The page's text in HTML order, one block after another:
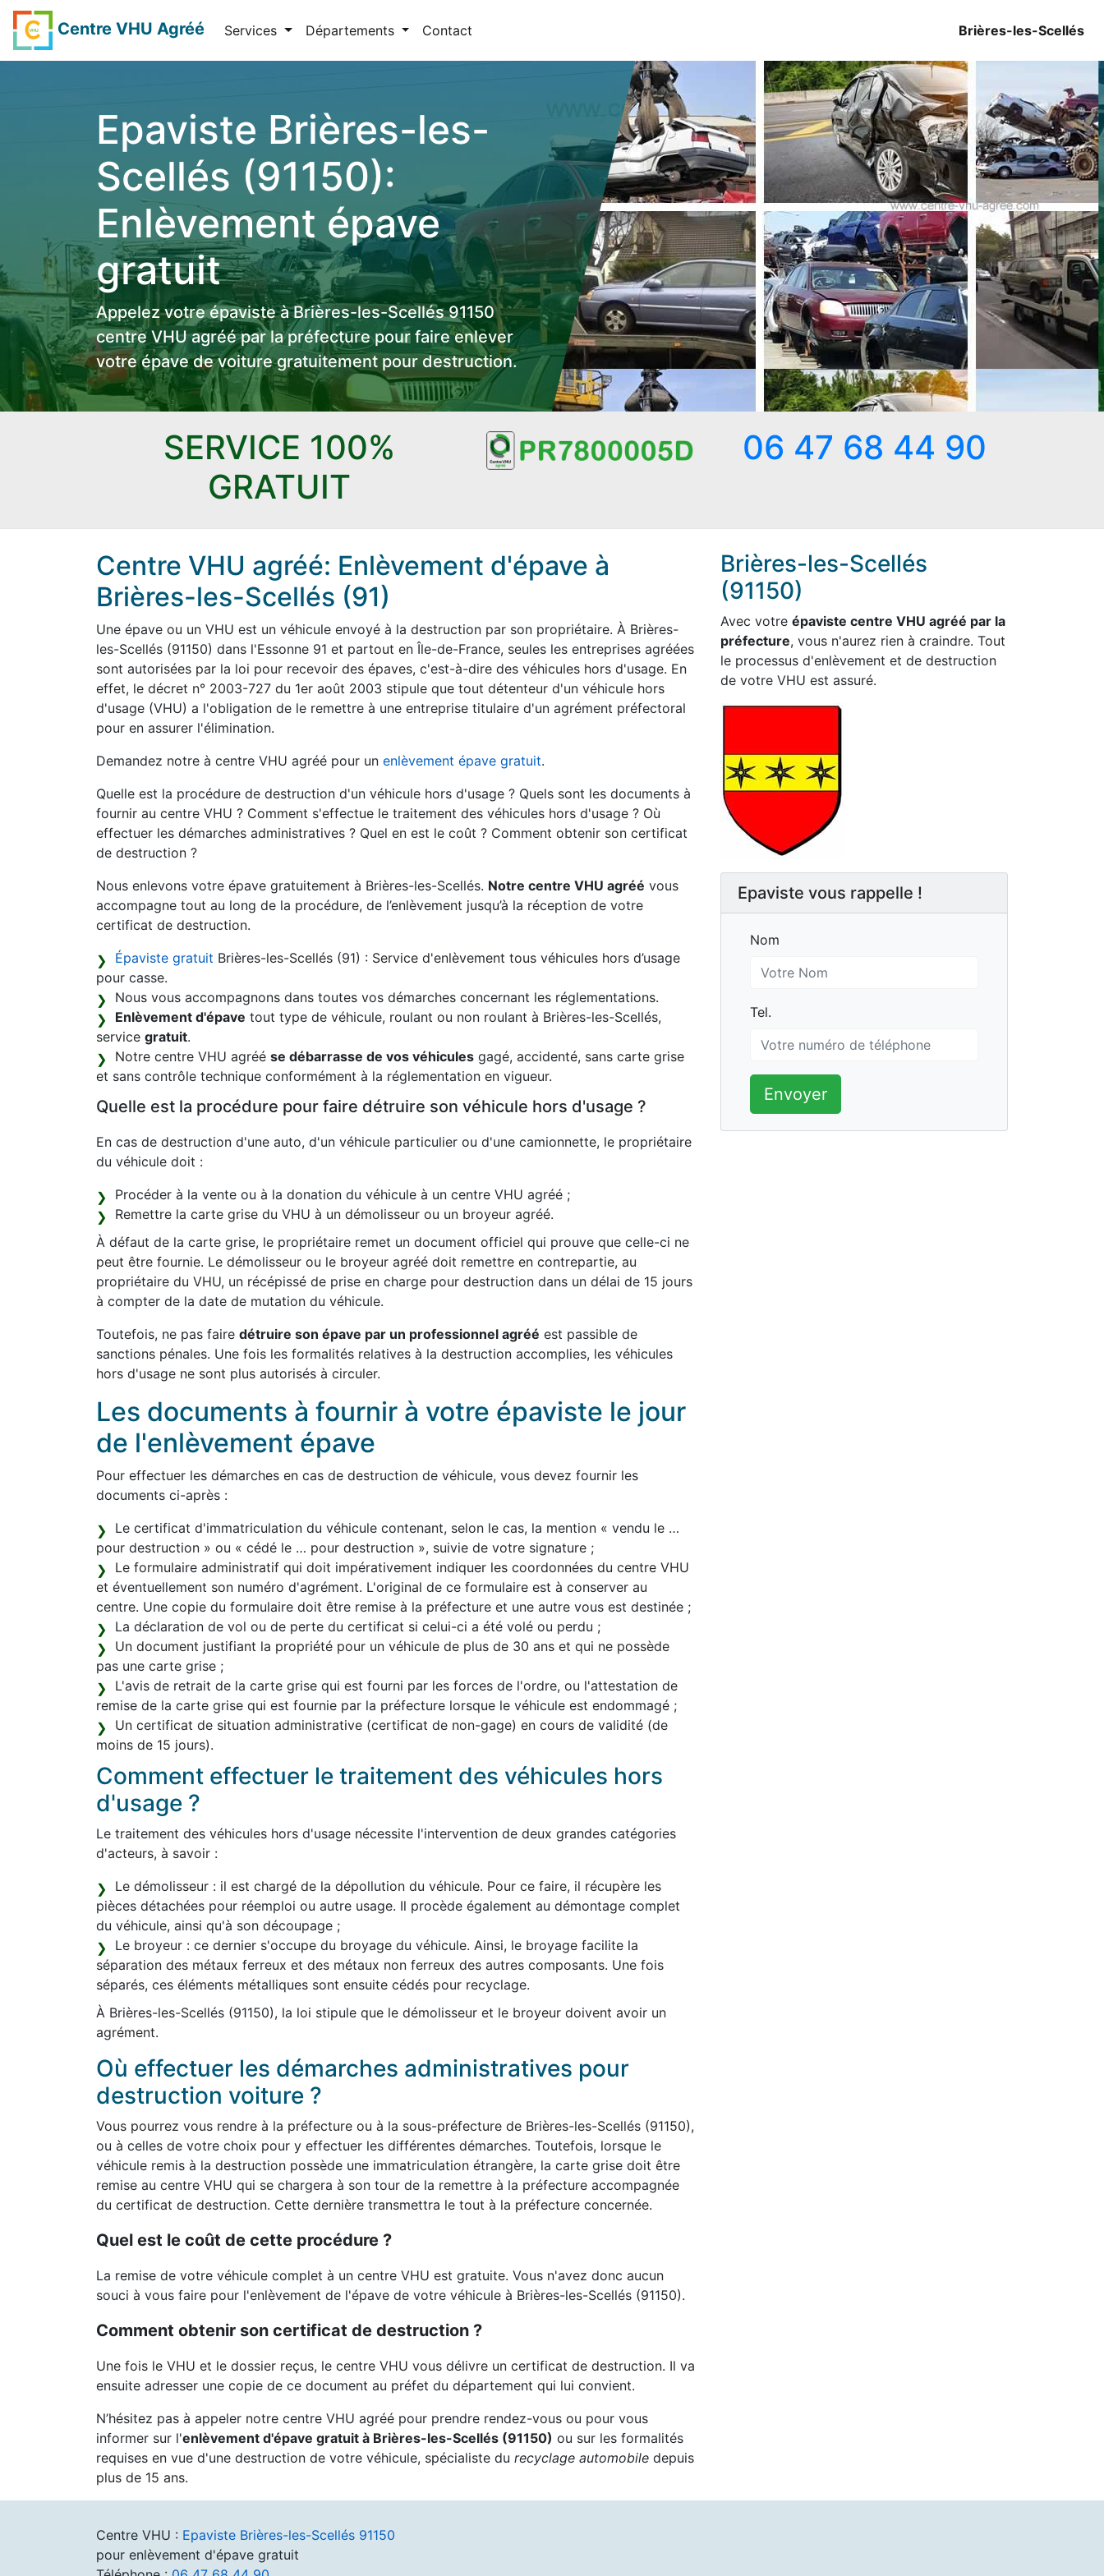
Centre VHU Agréé Services Départements Contact Brières-les-Scellés
Epaviste Brières-les-
Scellés (91150):
Enlèvement épave
gratuit
Appelez votre épaviste à Brières-les-Scellés 91150
centre VHU agréé par la préfecture pour faire enlever
votre épave de voiture gratuitement pour destruction.
SERVICE 100%
GRATUIT
06 47 68 44 90
Centre VHU agréé: Enlèvement d'épave à
Brières-les-Scellés (91)
Une épave ou un VHU est un véhicule envoyé à la destruction par son propriétaire. À Brières-
les-Scellés (91150) dans l'Essonne 91 et partout en Île-de-France, seules les entreprises agréées
sont autorisées par la loi pour recevoir des épaves, c'est-à-dire des véhicules hors d'usage. En
effet, le décret n° 2003-727 du 1er août 2003 stipule que tout détenteur d'un véhicule hors
d'usage (VHU) a l'obligation de le remettre à une entreprise titulaire d'un agrément préfectoral
pour en assurer l'élimination.
Demandez notre à centre VHU agréé pour un enlèvement épave gratuit.
Quelle est la procédure de destruction d'un véhicule hors d'usage ? Quels sont les documents à
fournir au centre VHU ? Comment s'effectue le traitement des véhicules hors d'usage ? Où
effectuer les démarches administratives ? Quel en est le coût ? Comment obtenir son certificat
de destruction ?
Nous enlevons votre épave gratuitement à Brières-les-Scellés. Notre centre VHU agréé vous
accompagne tout au long de la procédure, de l’enlèvement jusqu’à la réception de votre
certificat de destruction.
Épaviste gratuit Brières-les-Scellés (91) : Service d'enlèvement tous véhicules hors d’usage
pour casse.
Nous vous accompagnons dans toutes vos démarches concernant les réglementations.
Enlèvement d'épave tout type de véhicule, roulant ou non roulant à Brières-les-Scellés,
service gratuit.
Notre centre VHU agréé se débarrasse de vos véhicules gagé, accidenté, sans carte grise
et sans contrôle technique conformément à la réglementation en vigueur.
Quelle est la procédure pour faire détruire son véhicule hors d'usage ?
En cas de destruction d'une auto, d'un véhicule particulier ou d'une camionnette, le propriétaire
du véhicule doit :
Procéder à la vente ou à la donation du véhicule à un centre VHU agréé ;
Remettre la carte grise du VHU à un démolisseur ou un broyeur agréé.
À défaut de la carte grise, le propriétaire remet un document officiel qui prouve que celle-ci ne
peut être fournie. Le démolisseur ou le broyeur agréé doit remettre en contrepartie, au
propriétaire du VHU, un récépissé de prise en charge pour destruction dans un délai de 15 jours
à compter de la date de mutation du véhicule.
Toutefois, ne pas faire détruire son épave par un professionnel agréé est passible de
sanctions pénales. Une fois les formalités relatives à la destruction accomplies, les véhicules
hors d'usage ne sont plus autorisés à circuler.
Les documents à fournir à votre épaviste le jour
de l'enlèvement épave
Pour effectuer les démarches en cas de destruction de véhicule, vous devez fournir les
documents ci-après :
Le certificat d'immatriculation du véhicule contenant, selon le cas, la mention « vendu le …
pour destruction » ou « cédé le … pour destruction », suivie de votre signature ;
Le formulaire administratif qui doit impérativement indiquer les coordonnées du centre VHU
et éventuellement son numéro d'agrément. L'original de ce formulaire est à conserver au
centre. Une copie du formulaire doit être remise à la préfecture et une autre vous est destinée ;
La déclaration de vol ou de perte du certificat si celui-ci a été volé ou perdu ;
Un document justifiant la propriété pour un véhicule de plus de 30 ans et qui ne possède
pas une carte grise ;
L'avis de retrait de la carte grise qui est fourni par les forces de l'ordre, ou l'attestation de
remise de la carte grise qui est fournie par la préfecture lorsque le véhicule est endommagé ;
Un certificat de situation administrative (certificat de non-gage) en cours de validité (de
moins de 15 jours).
Comment effectuer le traitement des véhicules hors
d'usage ?
Le traitement des véhicules hors d'usage nécessite l'intervention de deux grandes catégories
d'acteurs, à savoir :
Le démolisseur : il est chargé de la dépollution du véhicule. Pour ce faire, il récupère les
pièces détachées pour réemploi ou autre usage. Il procède également au démontage complet
du véhicule, ainsi qu'à son découpage ;
Le broyeur : ce dernier s'occupe du broyage du véhicule. Ainsi, le broyage facilite la
séparation des métaux ferreux et des métaux non ferreux des autres composants. Une fois
séparés, ces éléments métalliques sont ensuite cédés pour recyclage.
À Brières-les-Scellés (91150), la loi stipule que le démolisseur et le broyeur doivent avoir un
agrément.
Où effectuer les démarches administratives pour
destruction voiture ?
Vous pourrez vous rendre à la préfecture ou à la sous-préfecture de Brières-les-Scellés (91150),
ou à celles de votre choix pour y effectuer les différentes démarches. Toutefois, lorsque le
véhicule remis à la destruction possède une immatriculation étrangère, la carte grise doit être
remise au centre VHU qui se chargera à son tour de la remettre à la préfecture accompagnée
du certificat de destruction. Cette dernière transmettra le tout à la préfecture concernée.
Quel est le coût de cette procédure ?
La remise de votre véhicule complet à un centre VHU est gratuite. Vous n'avez donc aucun
souci à vous faire pour l'enlèvement de l'épave de votre véhicule à Brières-les-Scellés (91150).
Comment obtenir son certificat de destruction ?
Une fois le VHU et le dossier reçus, le centre VHU vous délivre un certificat de destruction. Il va
ensuite adresser une copie de ce document au préfet du département qui lui convient.
N’hésitez pas à appeler notre centre VHU agréé pour prendre rendez-vous ou pour vous
informer sur l'enlèvement d'épave gratuit à Brières-les-Scellés (91150) ou sur les formalités
requises en vue d'une destruction de votre véhicule, spécialiste du recyclage automobile depuis
plus de 15 ans.
Brières-les-Scellés
(91150)
Avec votre épaviste centre VHU agréé par la
préfecture, vous n'aurez rien à craindre. Tout
le processus d'enlèvement et de destruction
de votre VHU est assuré.
Epaviste vous rappelle !
Nom
Nom
Tel.
Tel.
Envoyer
Centre VHU : Epaviste Brières-les-Scellés 91150
pour enlèvement d'épave gratuit